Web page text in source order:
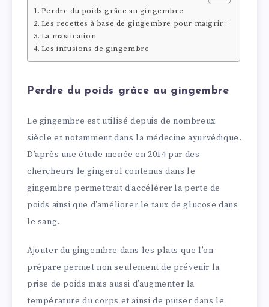
Perdre du poids grâce au gingembre
Les recettes à base de gingembre pour maigrir :
La mastication
Les infusions de gingembre
Perdre du poids grâce au gingembre
Le gingembre est utilisé depuis de nombreux
siècle et notamment dans la médecine ayurvédique.
D’après une étude menée en 2014 par des
chercheurs le gingerol contenus dans le
gingembre permettrait d’accélérer la perte de
poids ainsi que d’améliorer le taux de glucose dans
le sang.
Ajouter du gingembre dans les plats que l’on
prépare permet non seulement de prévenir la
prise de poids mais aussi d’augmenter la
température du corps et ainsi de puiser dans le